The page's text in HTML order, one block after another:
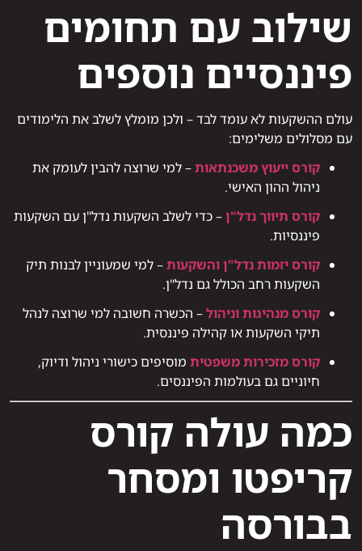
שילוב עם תחומים
פיננסיים נוספים
עולם ההשקעות לא עומד לבד – ולכן מומלץ לשלב את הלימודים
עם מסלולים משלימים:
קורס ייעוץ משכנתאות– למי שרוצה להבין לעומק את
ניהול ההון האישי.
קורס תיווך נדל"ן– כדי לשלב השקעות נדל"ן עם השקעות
פיננסיות.
קורס יזמות נדל"ן והשקעות– למי שמעוניין לבנות תיק
השקעות רחב הכולל גם נדל"ן.
קורס מנהיגות וניהול– הכשרה חשובה למי שרוצה לנהל
תיקי השקעות או קהילה פיננסית.
קורס מזכירות משפטית מוסיפים כישורי ניהול ודיוק,
חיוניים גם בעולמות הפיננסים.
כמה עולה קורס
קריפטו ומסחר
בבורסה